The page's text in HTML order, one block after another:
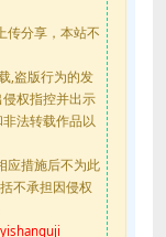
传分享，本站不
,盗版行为的发
权指控并出示
法转载作品以
应措施后不为此
不承担因侵权